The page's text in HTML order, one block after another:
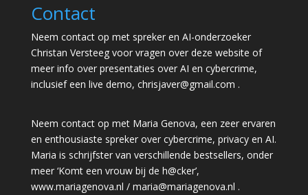
Contact
Neem contact op met spreker en AI-onderzoeker
Christan Versteeg voor vragen over deze website of
meer info over presentaties over AI en cybercrime,
inclusief een live demo, chrisjaver@gmail.com .
Neem contact op met Maria Genova, een zeer ervaren
en enthousiaste spreker over cybercrime, privacy en AI.
Maria is schrijfster van verschillende bestsellers, onder
meer ‘Komt een vrouw bij de h@cker’,
www.mariagenova.nl / maria@mariagenova.nl .